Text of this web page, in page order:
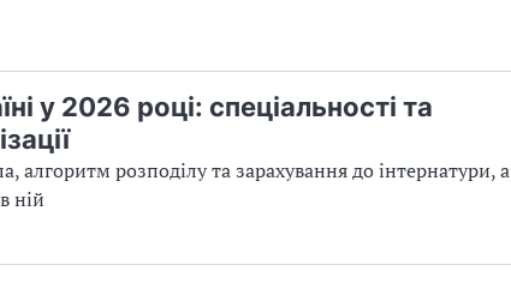
у 2026 році: спеціальності та
алгоритм розподілу та зарахування до інтернатури, а
ній